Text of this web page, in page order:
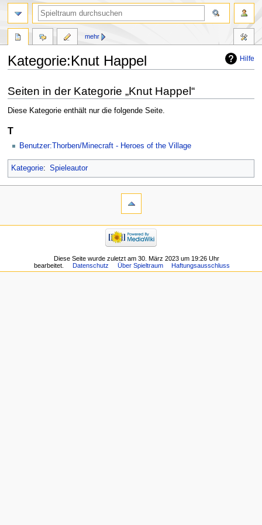
Hilfe
Kategorie:Knut Happel
Navigation
springen
Suche
springen
Seiten in der Kategorie „Knut Happel“
Diese Kategorie enthält nur die folgende Seite.
T
Benutzer:Thorben/Minecraft - Heroes of the Village
Kategorie: Spieleautor
mehr
Diese Seite wurde zuletzt am 30. März 2023 um 19:26 Uhr
bearbeitet.
Datenschutz Über Spieltraum Haftungsausschluss